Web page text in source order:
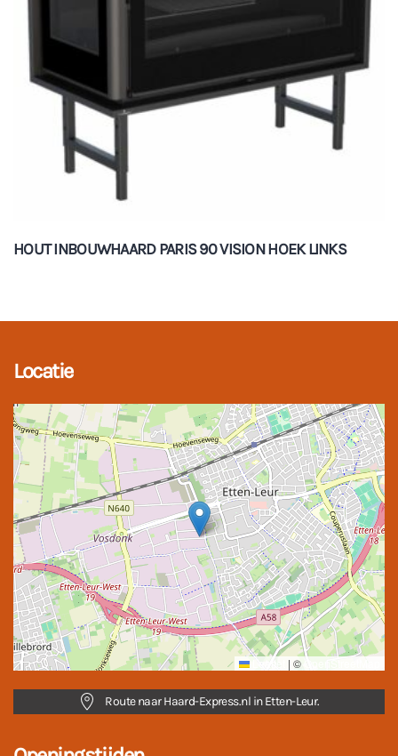
HOUT INBOUWHAARD PARIS 90 VISION HOEK LINKS
Locatie
| ©
Route naar Haard-Express.nl in Etten-Leur.